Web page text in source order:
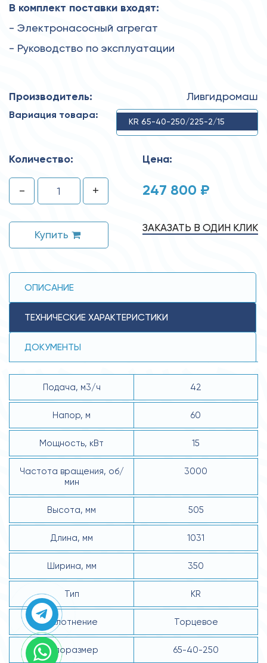
В комплект поставки входят:
- Электронасосный агрегат
- Руководство по эксплуатации
Производитель: Ливгидромаш
Вариация товара:
KR 65-40-250/225-2/15
Количество:
- +
Купить
Цена:
247 800 ₽
ЗАКАЗАТЬ В ОДИН КЛИК
ОПИСАНИЕ
ТЕХНИЧЕСКИЕ ХАРАКТЕРИСТИКИ
ДОКУМЕНТЫ
Подача, м3/ч 42
Напор, м 60
Мощность, кВт 15
Частота вращения, об/
мин
3000
Высота, мм 505
Длина, мм 1031
Ширина, мм 350
Тип KR
Уплотнение Торцевое
Типоразмер 65-40-250